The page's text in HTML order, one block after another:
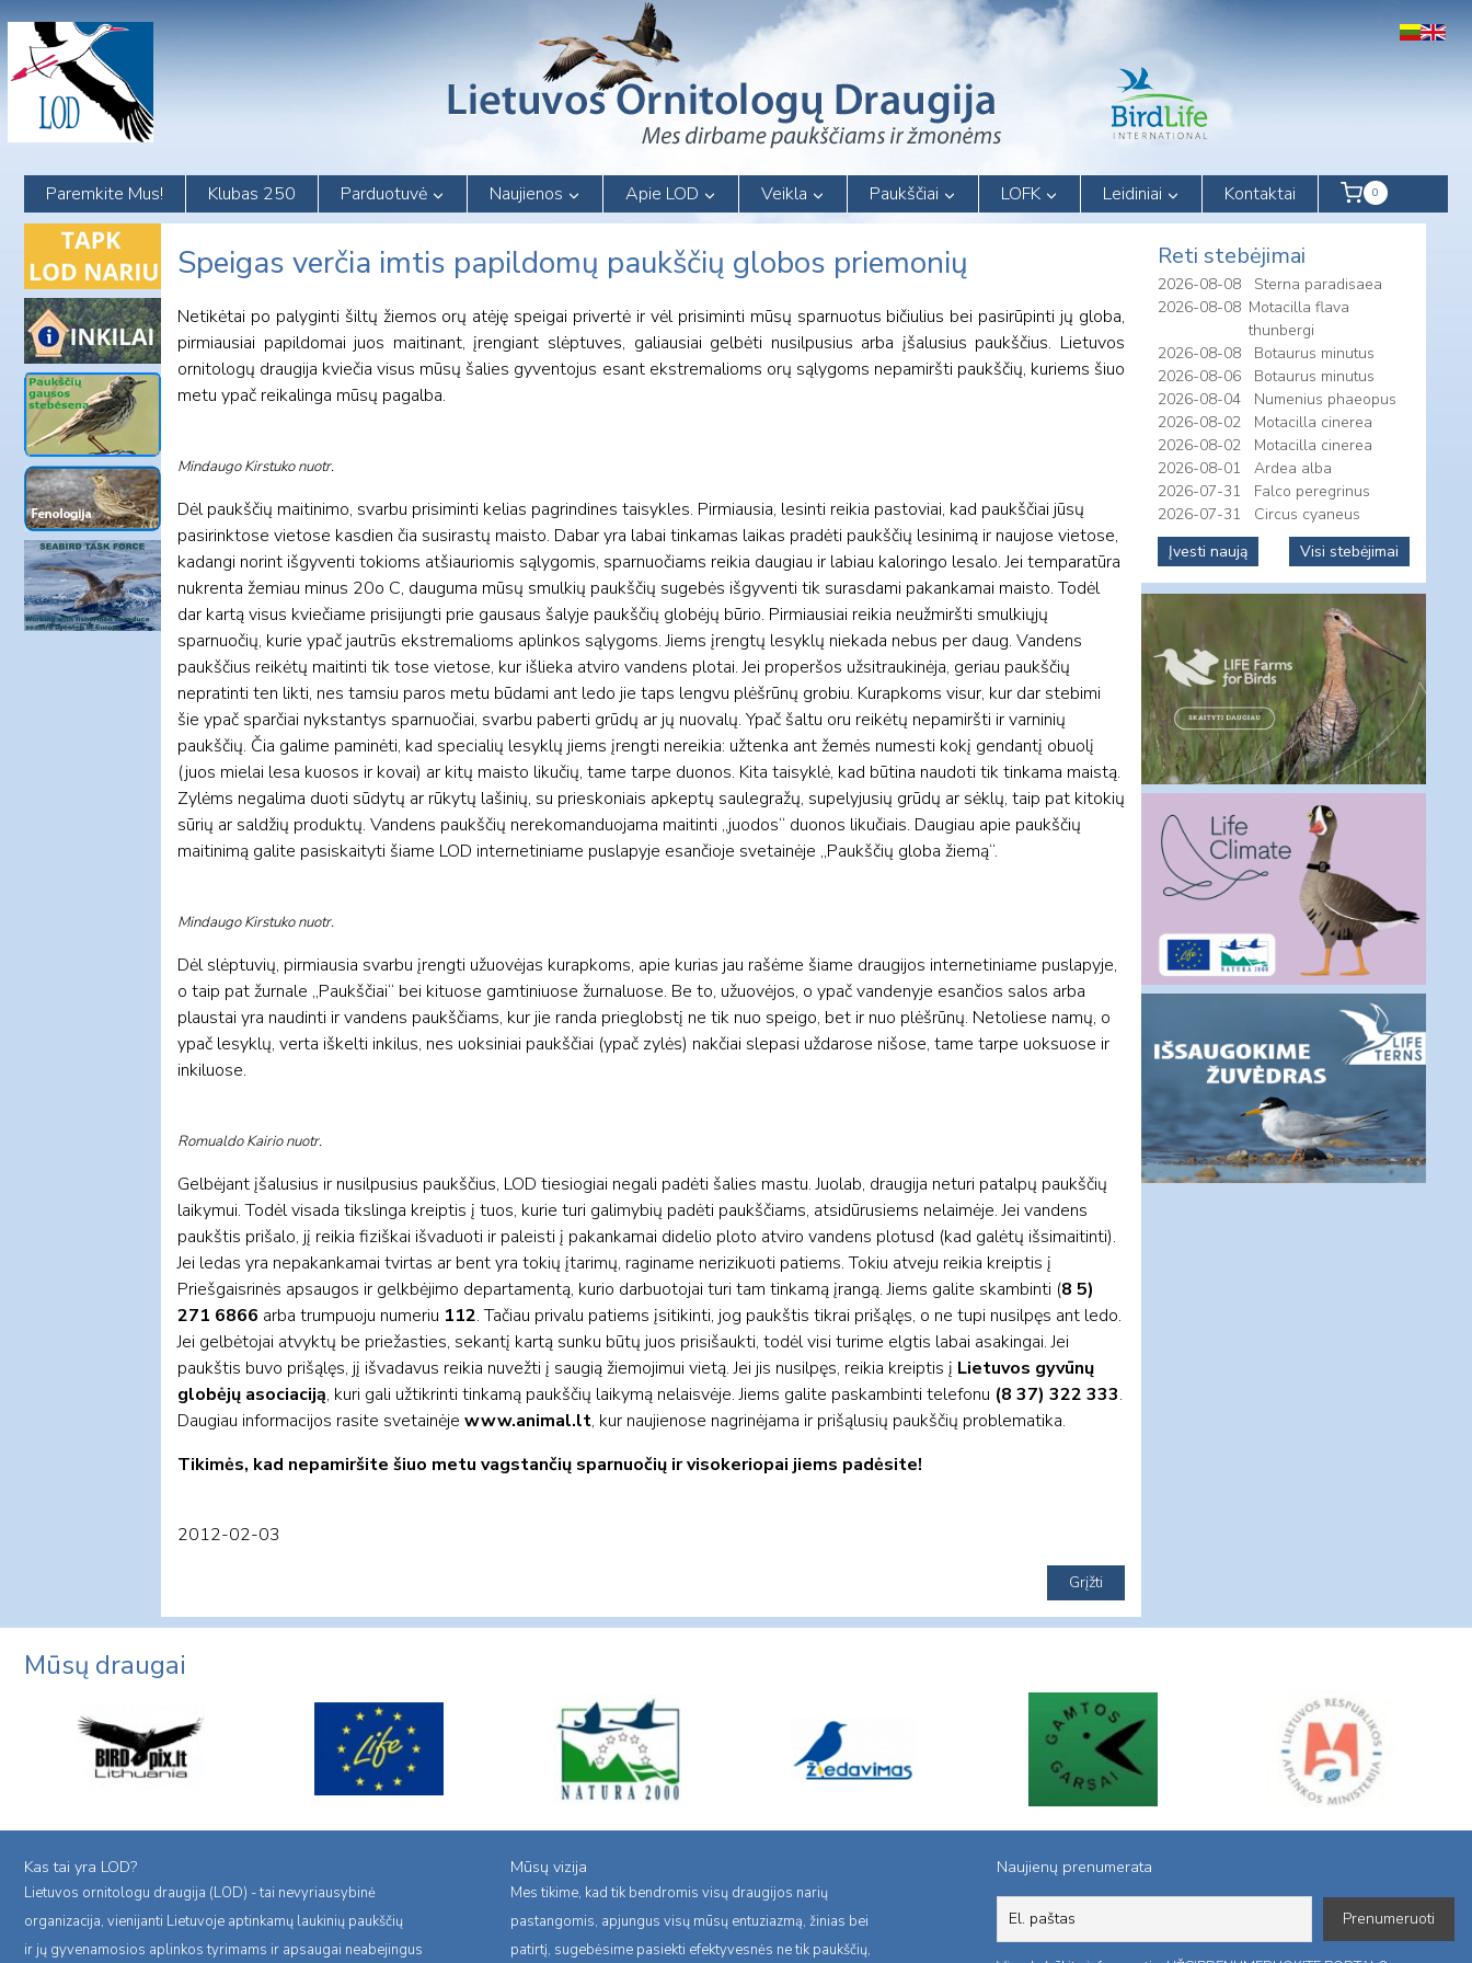
content
Paremkite Mus! Klubas 250 Parduotuvė Naujienos Apie LOD Veikla Paukščiai LOFK Leidiniai Kontaktai 0
Speigas verčia imtis papildomų paukščių globos priemonių
Netikėtai po palyginti šiltų žiemos orų atėję speigai privertė ir vėl prisiminti mūsų sparnuotus bičiulius bei pasirūpinti jų globa,
pirmiausiai papildomai juos maitinant, įrengiant slėptuves, galiausiai gelbėti nusilpusius arba įšalusius paukščius. Lietuvos
ornitologų draugija kviečia visus mūsų šalies gyventojus esant ekstremalioms orų sąlygoms nepamiršti paukščių, kuriems šiuo
metu ypač reikalinga mūsų pagalba.
Mindaugo Kirstuko nuotr.
Dėl paukščių maitinimo, svarbu prisiminti kelias pagrindines taisykles. Pirmiausia, lesinti reikia pastoviai, kad paukščiai jūsų
pasirinktose vietose kasdien čia susirastų maisto. Dabar yra labai tinkamas laikas pradėti paukščių lesinimą ir naujose vietose,
kadangi norint išgyventi tokioms atšiauriomis sąlygomis, sparnuočiams reikia daugiau ir labiau kaloringo lesalo. Jei temparatūra
nukrenta žemiau minus 20o C, dauguma mūsų smulkių paukščių sugebės išgyventi tik surasdami pakankamai maisto. Todėl
dar kartą visus kviečiame prisijungti prie gausaus šalyje paukščių globėjų būrio. Pirmiausiai reikia neužmiršti smulkiųjų
sparnuočių, kurie ypač jautrūs ekstremalioms aplinkos sąlygoms. Jiems įrengtų lesyklų niekada nebus per daug. Vandens
paukščius reikėtų maitinti tik tose vietose, kur išlieka atviro vandens plotai. Jei properšos užsitraukinėja, geriau paukščių
nepratinti ten likti, nes tamsiu paros metu būdami ant ledo jie taps lengvu plėšrūnų grobiu. Kurapkoms visur, kur dar stebimi
šie ypač sparčiai nykstantys sparnuočiai, svarbu paberti grūdų ar jų nuovalų. Ypač šaltu oru reikėtų nepamiršti ir varninių
paukščių. Čia galime paminėti, kad specialių lesyklų jiems įrengti nereikia: užtenka ant žemės numesti kokį gendantį obuolį
(juos mielai lesa kuosos ir kovai) ar kitų maisto likučių, tame tarpe duonos. Kita taisyklė, kad būtina naudoti tik tinkama maistą.
Zylėms negalima duoti sūdytų ar rūkytų lašinių, su prieskoniais apkeptų saulegražų, supelyjusių grūdų ar sėklų, taip pat kitokių
sūrių ar saldžių produktų. Vandens paukščių nerekomanduojama maitinti „juodos“ duonos likučiais. Daugiau apie paukščių
maitinimą galite pasiskaityti šiame LOD internetiniame puslapyje esančioje svetainėje „Paukščių globa žiemą“.
Mindaugo Kirstuko nuotr.
Dėl slėptuvių, pirmiausia svarbu įrengti užuovėjas kurapkoms, apie kurias jau rašėme šiame draugijos internetiniame puslapyje,
o taip pat žurnale „Paukščiai“ bei kituose gamtiniuose žurnaluose. Be to, užuovėjos, o ypač vandenyje esančios salos arba
plaustai yra naudinti ir vandens paukščiams, kur jie randa prieglobstį ne tik nuo speigo, bet ir nuo plėšrūnų. Netoliese namų, o
ypač lesyklų, verta iškelti inkilus, nes uoksiniai paukščiai (ypač zylės) nakčiai slepasi uždarose nišose, tame tarpe uoksuose ir
inkiluose.
Romualdo Kairio nuotr.
Gelbėjant įšalusius ir nusilpusius paukščius, LOD tiesiogiai negali padėti šalies mastu. Juolab, draugija neturi patalpų paukščių
laikymui. Todėl visada tikslinga kreiptis į tuos, kurie turi galimybių padėti paukščiams, atsidūrusiems nelaimėje. Jei vandens
paukštis prišalo, jį reikia fiziškai išvaduoti ir paleisti į pakankamai didelio ploto atviro vandens plotusd (kad galėtų išsimaitinti).
Jei ledas yra nepakankamai tvirtas ar bent yra tokių įtarimų, raginame nerizikuoti patiems. Tokiu atveju reikia kreiptis į
Priešgaisrinės apsaugos ir gelkbėjimo departamentą, kurio darbuotojai turi tam tinkamą įrangą. Jiems galite skambinti (8 5)
271 6866 arba trumpuoju numeriu 112. Tačiau privalu patiems įsitikinti, jog paukštis tikrai prišąlęs, o ne tupi nusilpęs ant ledo.
Jei gelbėtojai atvyktų be priežasties, sekantį kartą sunku būtų juos prisišaukti, todėl visi turime elgtis labai asakingai. Jei
paukštis buvo prišąlęs, jį išvadavus reikia nuvežti į saugią žiemojimui vietą. Jei jis nusilpęs, reikia kreiptis į Lietuvos gyvūnų
globėjų asociaciją, kuri gali užtikrinti tinkamą paukščių laikymą nelaisvėje. Jiems galite paskambinti telefonu (8 37) 322 333.
Daugiau informacijos rasite svetainėje www.animal.lt, kur naujienose nagrinėjama ir prišąlusių paukščių problematika.
Tikimės, kad nepamiršite šiuo metu vagstančių sparnuočių ir visokeriopai jiems padėsite!
2012-02-03
Reti stebėjimai
2026-08-08
Sterna paradisaea
2026-08-08 Motacilla flava
thunbergi
2026-08-08
Botaurus minutus
2026-08-06
Botaurus minutus
2026-08-04
Numenius phaeopus
2026-08-02
Motacilla cinerea
2026-08-02
Motacilla cinerea
2026-08-01
Ardea alba
2026-07-31
Falco peregrinus
2026-07-31
Circus cyaneus
Įvesti naują
Visi stebėjimai
Mūsų draugai
Kas tai yra LOD?
Lietuvos ornitologu draugija (LOD) - tai nevyriausybinė
organizacija, vienijanti Lietuvoje aptinkamų laukinių paukščių
ir jų gyvenamosios aplinkos tyrimams ir apsaugai neabejingus
Mūsų vizija
Mes tikime, kad tik bendromis visų draugijos narių
pastangomis, apjungus visų mūsų entuziazmą, žinias bei
patirtį, sugebėsime pasiekti efektyvesnės ne tik paukščių,
Naujienų prenumerata